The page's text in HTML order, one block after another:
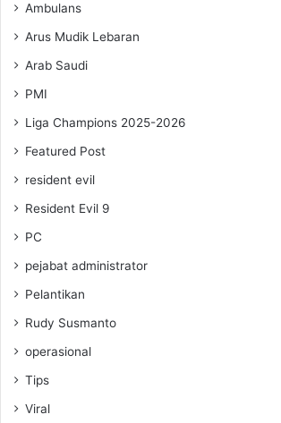
Ambulans
Arus Mudik Lebaran
Arab Saudi
PMI
Liga Champions 2025-2026
Featured Post
resident evil
Resident Evil 9
PC
pejabat administrator
Pelantikan
Rudy Susmanto
operasional
Tips
Viral